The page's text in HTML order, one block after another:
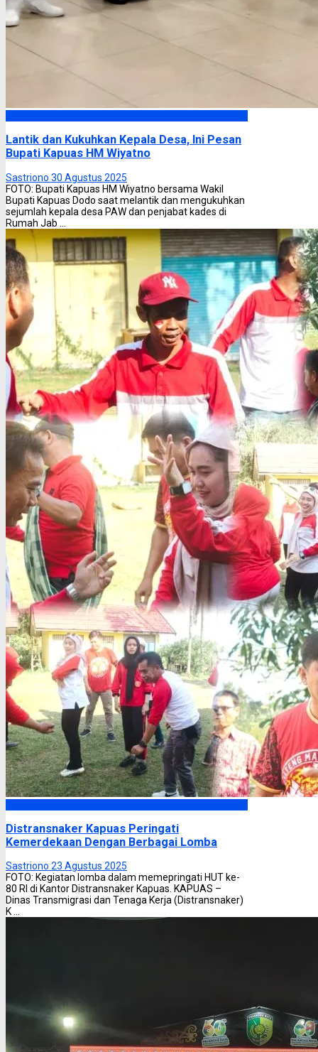
Lantik dan Kukuhkan Kepala Desa, Ini Pesan
Bupati Kapuas HM Wiyatno
Sastriono 30 Agustus 2025
FOTO: Bupati Kapuas HM Wiyatno bersama Wakil
Bupati Kapuas Dodo saat melantik dan mengukuhkan
sejumlah kepala desa PAW dan penjabat kades di
Rumah Jab ...
Distransnaker Kapuas Peringati
Kemerdekaan Dengan Berbagai Lomba
Sastriono 23 Agustus 2025
FOTO: Kegiatan lomba dalam memepringati HUT ke-
80 RI di Kantor Distransnaker Kapuas. KAPUAS –
Dinas Transmigrasi dan Tenaga Kerja (Distransnaker)
K ...